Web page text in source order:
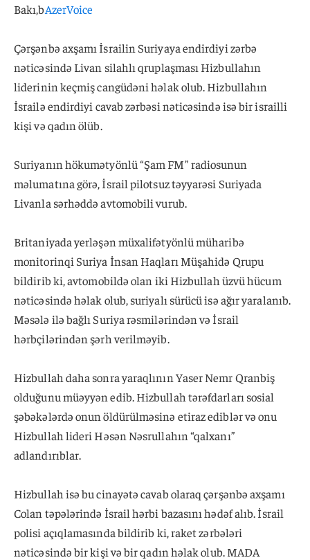
Bakı,bAzerVoice
Çərşənbə axşamı İsrailin Suriyaya endirdiyi zərbə
nəticəsində Livan silahlı qruplaşması Hizbullahın
liderinin keçmiş cangüdəni həlak olub. Hizbullahın
İsrailə endirdiyi cavab zərbəsi nəticəsində isə bir israilli
kişi və qadın ölüb.
Suriyanın hökumətyönlü “Şam FM” radiosunun
məlumatına görə, İsrail pilotsuz təyyarəsi Suriyada
Livanla sərhəddə avtomobili vurub.
Britaniyada yerləşən müxalifətyönlü müharibə
monitorinqi Suriya İnsan Haqları Müşahidə Qrupu
bildirib ki, avtomobildə olan iki Hizbullah üzvü hücum
nəticəsində həlak olub, suriyalı sürücü isə ağır yaralanıb.
Məsələ ilə bağlı Suriya rəsmilərindən və İsrail
hərbçilərindən şərh verilməyib.
Hizbullah daha sonra yaraqlının Yaser Nemr Qranbiş
olduğunu müəyyən edib. Hizbullah tərəfdarları sosial
şəbəkələrdə onun öldürülməsinə etiraz ediblər və onu
Hizbullah lideri Həsən Nəsrullahın “qalxanı”
adlandırıblar.
Hizbullah isə bu cinayətə cavab olaraq çərşənbə axşamı
Colan təpələrində İsrail hərbi bazasını hədəf alıb. İsrail
polisi açıqlamasında bildirib ki, raket zərbələri
nəticəsində bir kişi və bir qadın həlak olub. MADA